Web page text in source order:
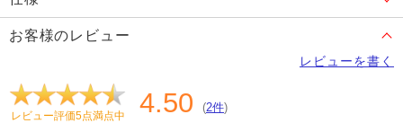
お客様のレビュー
レビューを書く
レビュー評価5点満点中 4.50 (2件)